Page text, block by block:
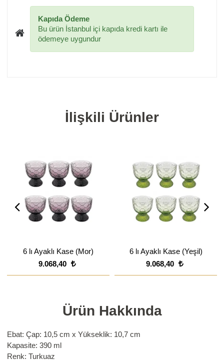
Kapıda Ödeme
Bu ürün İstanbul içi kapıda kredi kartı ile
ödemeye uygundur
İlişkili Ürünler
6 lı Ayaklı Kase (Mor)
9.068,40
6 lı Ayaklı Kase (Yeşil)
9.068,40
Ürün Hakkında
Ebat: Çap: 10,5 cm x Yükseklik: 10,7 cm
Kapasite: 390 ml
Renk: Turkuaz